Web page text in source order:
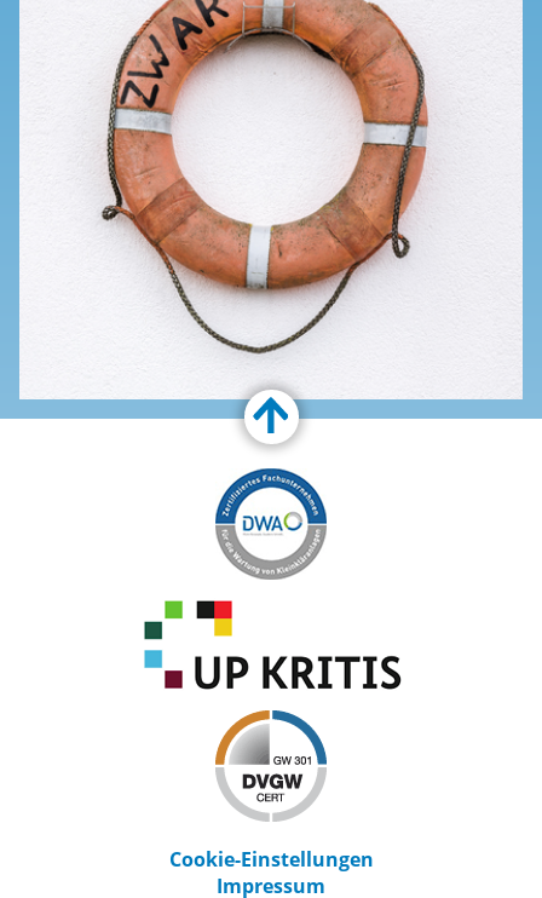
Customize Toolbar…
Cookie-Einstellungen
Impressum